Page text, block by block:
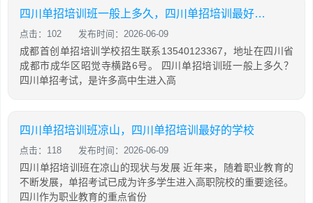
四川单招培训班一般上多久，四川单招培训最好的学校
点击：102 发布时间：2026-06-09
成都首创单招培训学校招生联系13540123367，地址在四川省
成都市成华区昭觉寺横路6号。 四川单招培训班一般上多久？
四川单招考试，是许多高中生进入高
四川单招培训班凉山，四川单招培训最好的学校
点击：118 发布时间：2026-06-09
四川单招培训班在凉山的现状与发展 近年来，随着职业教育的
不断发展，单招考试已成为许多学生进入高职院校的重要途径。
四川作为职业教育的重点省份